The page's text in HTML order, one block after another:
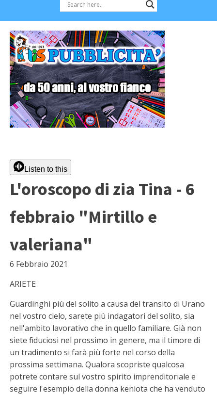
Listen to this
L'oroscopo di zia Tina - 6
febbraio "Mirtillo e
valeriana"
6 Febbraio 2021
ARIETE
Guardinghi più del solito a causa del transito di Urano
nel vostro cielo, sarete più indagatori del solito, sia
nell'ambito lavorativo che in quello familiare. Già non
siete fiduciosi nel prossimo in genere, ma il timore di
un tradimento si farà più forte nel corso della
prossima settimana. Qualora scopriste qualcosa
potrete contare sul vostro spirito imprenditoriale e
seguire l'esempio della donna keniota che ha venduto